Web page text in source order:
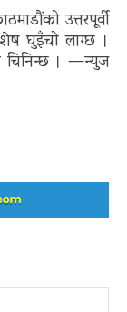
उत्तरपूर्वी
घुइँचो लाग्छ ।
। —न्युज